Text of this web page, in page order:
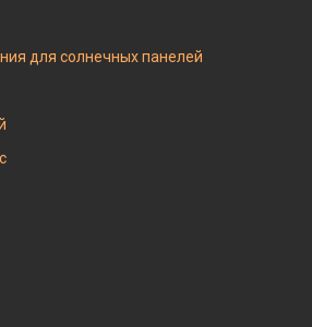
для солнечных панелей